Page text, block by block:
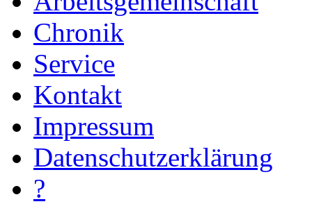
Chronik
Service
Kontakt
Impressum
Datenschutzerklärung
?